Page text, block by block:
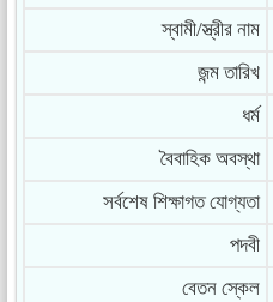
স্বামী/স্ত্রীর নাম
জন্ম তারিখ
ধর্ম
বৈবাহিক অবস্থা
সর্বশেষ শিক্ষাগত যোগ্যতা
পদবী
বেতন স্কেল